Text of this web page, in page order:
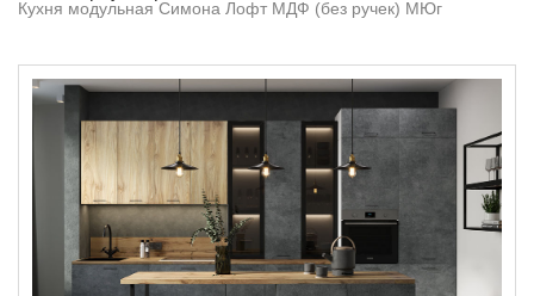
Кухня модульная Симона Лофт МДФ (без ручек) МЮг